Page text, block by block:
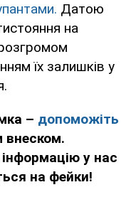
Датою
на
їх залишків у
– допоможіть
внеском.
інформацію у нас
на фейки!